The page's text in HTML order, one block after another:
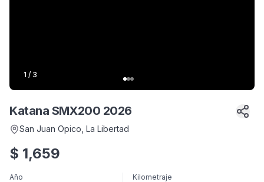
1 / 3
Katana SMX200 2026
San Juan Opico , La Libertad
$ 1,659
Año Kilometraje